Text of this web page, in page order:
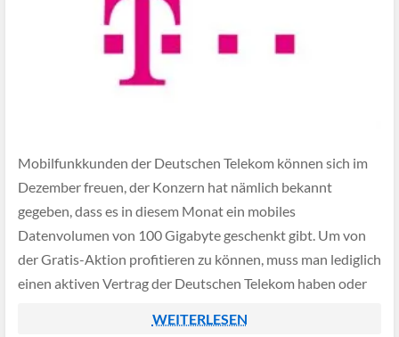
Mobilfunkkunden der Deutschen Telekom können sich im
Dezember freuen, der Konzern hat nämlich bekannt
gegeben, dass es in diesem Monat ein mobiles
Datenvolumen von 100 Gigabyte geschenkt gibt. Um von
der Gratis-Aktion profitieren zu können, muss man lediglich
einen aktiven Vertrag der Deutschen Telekom haben oder
anschließend kann man unter […]
WEITERLESEN